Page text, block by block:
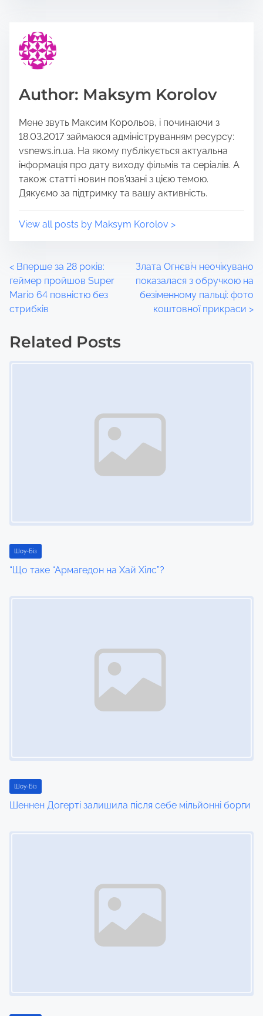
s
p
s
o
n
:
e
a
d
i
e
Author: Maksym Korolov
Мене звуть Максим Корольов, і починаючи з
18.03.2017 займаюся адмініструванням ресурсу:
vsnews.in.ua. На якому публікується актуальна
інформація про дату виходу фільмів та серіалів. А
також статті новин пов'язані з цією темою.
Дякуємо за підтримку та вашу активність.
View all posts by Maksym Korolov >
P
o
s
t
i
o
< Вперше за 28 років:
геймер пройшов Super
Mario 64 повністю без
стрибків
Злата Огнєвіч неочікувано
показалася з обручкою на
безіменному пальці: фото
коштовної прикраси >
Related Posts
Шоу-Біз
“Що таке “Армагедон на Хай Хілс”?
Шоу-Біз
Шеннен Догерті залишила після себе мільйонні борги